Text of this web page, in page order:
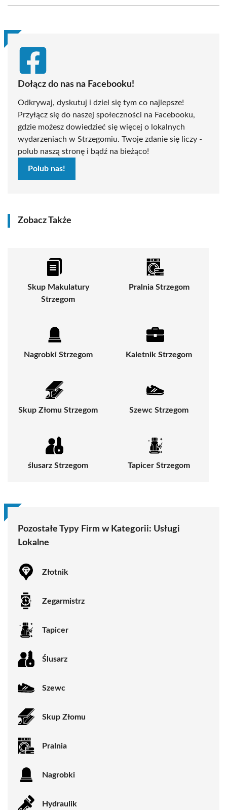
(Twitter)
Dołącz do nas na Facebooku!
Odkrywaj, dyskutuj i dziel się tym co najlepsze!
Przyłącz się do naszej społeczności na Facebooku,
gdzie możesz dowiedzieć się więcej o lokalnych
wydarzeniach w Strzegomiu. Twoje zdanie się liczy -
polub naszą stronę i bądź na bieżąco!
Polub nas!
Zobacz Także
Skup Makulatury
Strzegom
Pralnia Strzegom
Nagrobki Strzegom Kaletnik Strzegom
Skup Złomu Strzegom Szewc Strzegom
ślusarz Strzegom Tapicer Strzegom
Pozostałe Typy Firm w Kategorii: Usługi
Lokalne
Złotnik
Zegarmistrz
Tapicer
Ślusarz
Szewc
Skup Złomu
Pralnia
Nagrobki
Hydraulik